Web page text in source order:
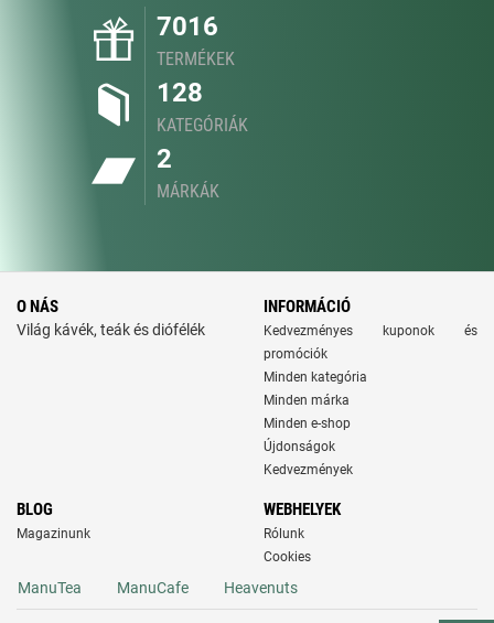
7016
TERMÉKEK
128
KATEGÓRIÁK
2
MÁRKÁK
O NÁS
Világ kávék, teák és diófélék
INFORMÁCIÓ
Kedvezményes kuponok és
promóciók
Minden kategória
Minden márka
Minden e-shop
Újdonságok
Kedvezmények
BLOG
Magazinunk
WEBHELYEK
Rólunk
Cookies
ManuTea ManuCafe Heavenuts